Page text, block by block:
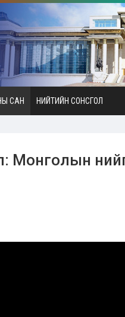
САН НИЙТИЙН СОНСГОЛ
Монголын